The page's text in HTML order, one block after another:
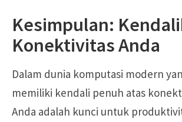
Kesimpulan:
Konektivitas Anda
Dalam dunia komputasi modern
memiliki kendali penuh atas
Anda adalah kunci untuk